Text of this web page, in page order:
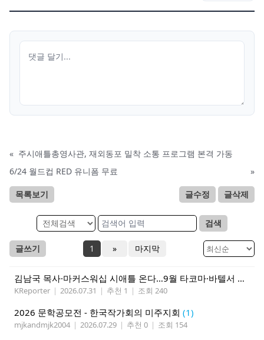
« 주시애틀총영사관, 재외동포 밀착 소통 프로그램 본격 가동
6/24 월드컵 RED 유니폼 무료
»
목록보기 글수정 글삭제
검색
글쓰기 1 » 마지막
김남국 목사·마커스워십 시애틀 온다…9월 타코마·바텔서 연합집회
KReporter | 2026.07.31 | 추천 1 | 조회 240
2026 문학공모전 - 한국작가회의 미주지회 (1)
mjkandmjk2004 | 2026.07.29 | 추천 0 | 조회 154